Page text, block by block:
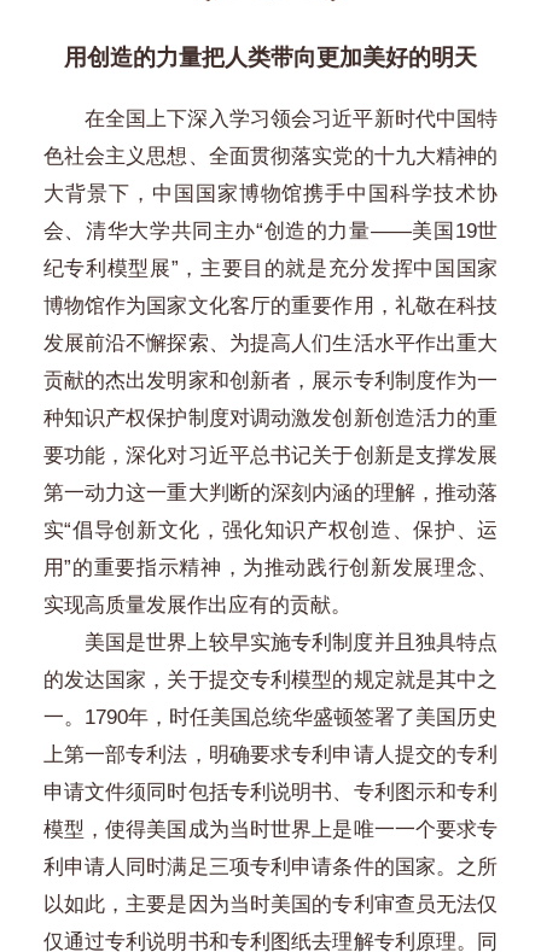
用创造的力量把人类带向更加美好的明天
在全国上下深入学习领会习近平新时代中国特
色社会主义思想、全面贯彻落实党的十九大精神的
大背景下，中国国家博物馆携手中国科学技术协
会、清华大学共同主办“创造的力量——美国19世
纪专利模型展”，主要目的就是充分发挥中国国家
博物馆作为国家文化客厅的重要作用，礼敬在科技
发展前沿不懈探索、为提高人们生活水平作出重大
贡献的杰出发明家和创新者，展示专利制度作为一
种知识产权保护制度对调动激发创新创造活力的重
要功能，深化对习近平总书记关于创新是支撑发展
第一动力这一重大判断的深刻内涵的理解，推动落
实“倡导创新文化，强化知识产权创造、保护、运
用”的重要指示精神，为推动践行创新发展理念、
实现高质量发展作出应有的贡献。
美国是世界上较早实施专利制度并且独具特点
的发达国家，关于提交专利模型的规定就是其中之
一。1790年，时任美国总统华盛顿签署了美国历史
上第一部专利法，明确要求专利申请人提交的专利
申请文件须同时包括专利说明书、专利图示和专利
模型，使得美国成为当时世界上是唯一一个要求专
利申请人同时满足三项专利申请条件的国家。之所
以如此，主要是因为当时美国的专利审查员无法仅
仅通过专利说明书和专利图纸去理解专利原理。同